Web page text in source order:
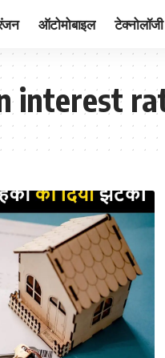
ऑटोमोबाइल टेक्नोलॉजी
interest